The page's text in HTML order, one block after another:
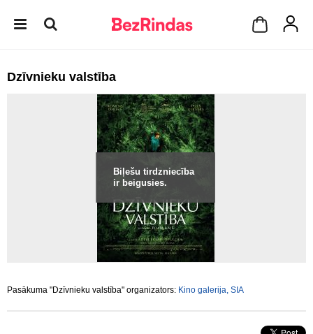
Dzīvnieku valstība
Biļešu tirdzniecība
ir beigusies.
Pasākuma "Dzīvnieku valstība" organizators: Kino galerija, SIA